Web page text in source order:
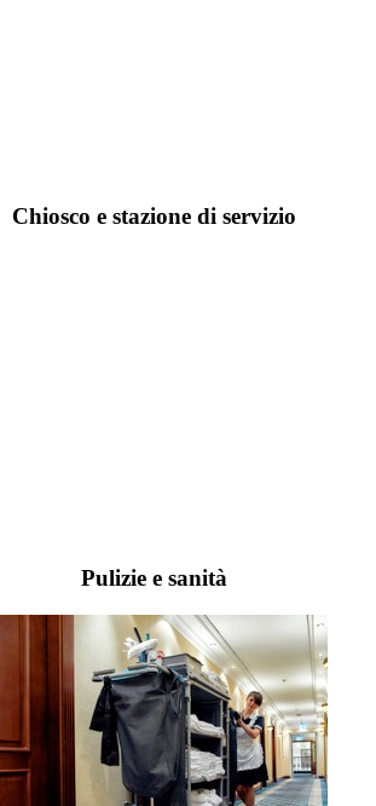
Chiosco e stazione di servizio
Pulizie e sanità